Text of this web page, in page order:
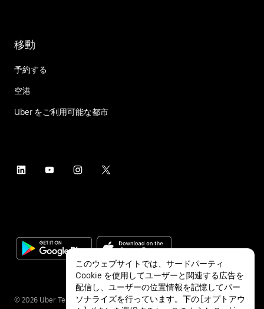
移動
予約する
空港
Uber をご利用可能な都市
© 2026 Uber Technologies Inc.
このウェブサイトでは、サードパーティ
Cookie を使用してユーザーと関連する広告を
配信し、ユーザーの位置情報を記憶してパー
ソナライズを行っています。下の [オプトアウ